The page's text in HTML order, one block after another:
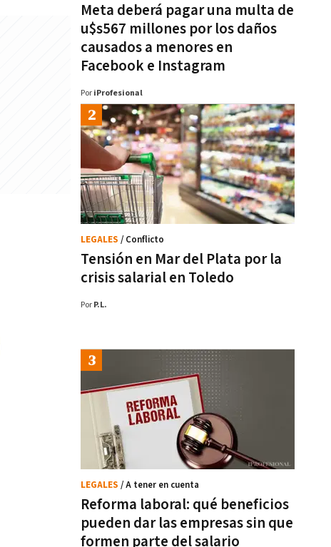
Meta deberá pagar una multa de
u$s567 millones por los daños
causados a menores en
Facebook e Instagram
Por iProfesional
Tensión en Mar del Plata por la
crisis salarial en Toledo
LEGALES / Conflicto
Por P.L.
Reforma laboral: qué beneficios
pueden dar las empresas sin que
formen parte del salario
LEGALES / A tener en cuenta